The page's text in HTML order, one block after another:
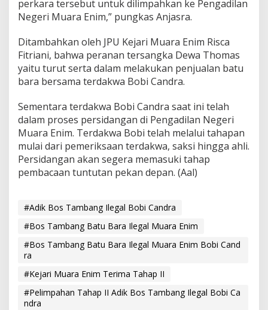
perkara tersebut untuk dilimpahkan ke Pengadilan
Negeri Muara Enim,” pungkas Anjasra.
Ditambahkan oleh JPU Kejari Muara Enim Risca
Fitriani, bahwa peranan tersangka Dewa Thomas
yaitu turut serta dalam melakukan penjualan batu
bara bersama terdakwa Bobi Candra.
Sementara terdakwa Bobi Candra saat ini telah
dalam proses persidangan di Pengadilan Negeri
Muara Enim. Terdakwa Bobi telah melalui tahapan
mulai dari pemeriksaan terdakwa, saksi hingga ahli.
Persidangan akan segera memasuki tahap
pembacaan tuntutan pekan depan. (Aal)
#Adik Bos Tambang Ilegal Bobi Candra
#Bos Tambang Batu Bara Ilegal Muara Enim
#Bos Tambang Batu Bara Ilegal Muara Enim Bobi Cand
ra
#Kejari Muara Enim Terima Tahap II
#Pelimpahan Tahap II Adik Bos Tambang Ilegal Bobi Ca
ndra